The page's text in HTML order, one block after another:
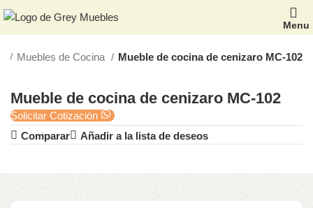
Menu
Muebles de Cocina Mueble de cocina de cenizaro MC-102
Mueble de cocina de cenizaro MC-102
Solicitar Cotización
Comparar
Añadir a la lista de deseos